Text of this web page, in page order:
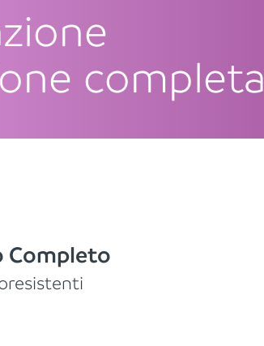
completa
Completo